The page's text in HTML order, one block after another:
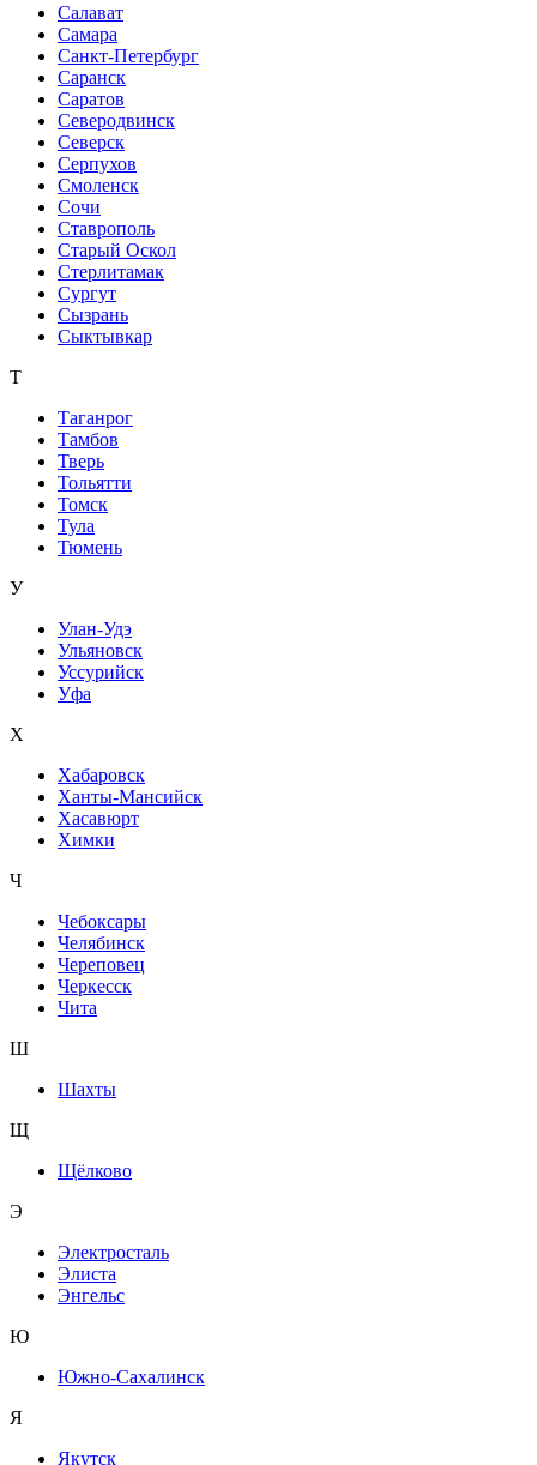
Салават
Самара
Санкт-Петербург
Саранск
Саратов
Северодвинск
Северск
Серпухов
Смоленск
Сочи
Ставрополь
Старый Оскол
Стерлитамак
Сургут
Сызрань
Сыктывкар
Т
Таганрог
Тамбов
Тверь
Тольятти
Томск
Тула
Тюмень
У
Улан-Удэ
Ульяновск
Уссурийск
Уфа
Х
Хабаровск
Ханты-Мансийск
Хасавюрт
Химки
Ч
Чебоксары
Челябинск
Череповец
Черкесск
Чита
Ш
Шахты
Щ
Щёлково
Э
Электросталь
Элиста
Энгельс
Ю
Южно-Сахалинск
Я
Якутск